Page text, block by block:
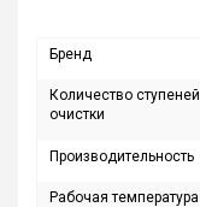
Бренд
Количество ступеней
очистки
Производительность
Рабочая температура